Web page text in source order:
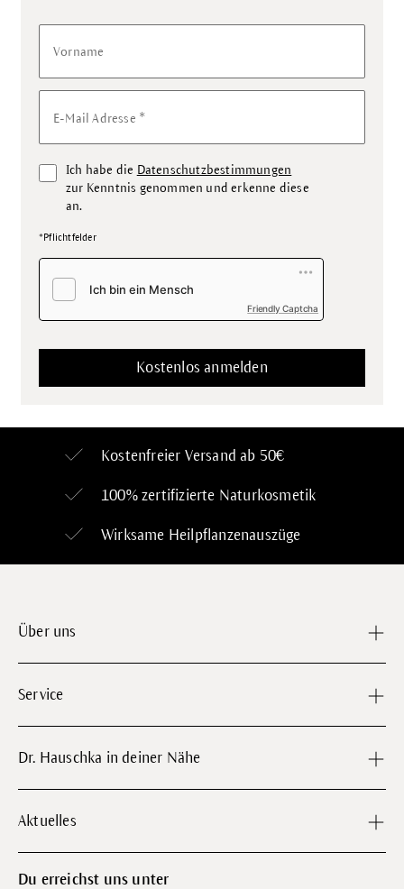
Vorname
E-Mail Adresse *
Ich habe die Datenschutzbestimmungen
zur Kenntnis genommen und erkenne diese
an.
*Pflichtfelder
Friendly Captcha
Kostenfreier Versand ab 50€
100% zertifizierte Naturkosmetik
Wirksame Heilpflanzenauszüge
Über uns
Service
Dr. Hauschka in deiner Nähe
Aktuelles
Du erreichst uns unter